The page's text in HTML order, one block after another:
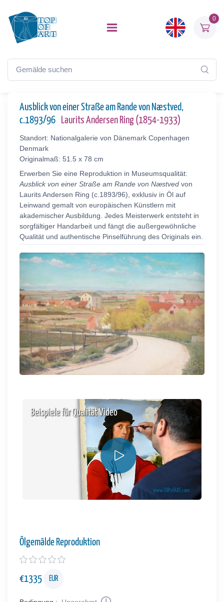
0
Ausblick von einer Straße am Rande von Næstved,
c.1893/96
Laurits Andersen Ring (1854-1933)
Standort: Nationalgalerie von Dänemark Copenhagen
Denmark
Originalmaß: 51.5 x 78 cm
Erwerben Sie eine Reproduktion in Museumsqualität:
Ausblick von einer Straße am Rande von Næstved von
Laurits Andersen Ring (c.1893/96), exklusiv in Öl auf
Leinwand gemalt von europäischen Künstlern mit
akademischer Ausbildung. Jedes Meisterwerk entsteht in
sorgfältiger Handarbeit und fängt die außergewöhnliche
Qualität und authentische Pinselführung des Originals ein.
Beispiele für Qualität Video
Ölgemälde Reproduktion
€1335 EUR